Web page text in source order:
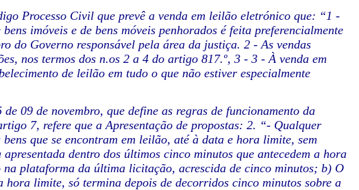
Processo Civil que prevê a venda em leilão eletrónico que: “1 -
imóveis e de bens móveis penhorados é feita preferencialmente
do Governo responsável pela área da justiça. 2 - As vendas
nos termos dos n.os 2 a 4 do artigo 817.º, 3 - 3 - À venda em
de leilão em tudo o que não estiver especialmente
09 de novembro, que define as regras de funcionamento da
7, refere que a Apresentação de propostas: 2. “- Qualquer
que se encontram em leilão, até à data e hora limite, sem
dentro dos últimos cinco minutos que antecedem a hora
plataforma da última licitação, acrescida de cinco minutos; b) O
limite, só termina depois de decorridos cinco minutos sobre a